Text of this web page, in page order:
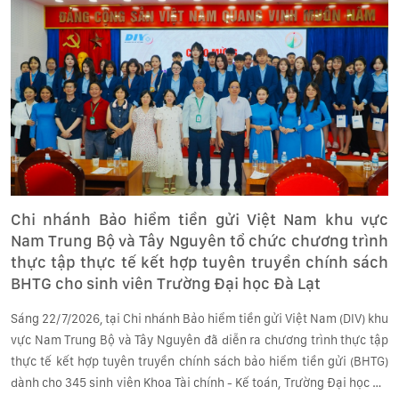
Chi nhánh Bảo hiểm tiền gửi Việt Nam khu vực
Nam Trung Bộ và Tây Nguyên tổ chức chương trình
thực tập thực tế kết hợp tuyên truyền chính sách
BHTG cho sinh viên Trường Đại học Đà Lạt
Sáng 22/7/2026, tại Chi nhánh Bảo hiểm tiền gửi Việt Nam (DIV) khu
vực Nam Trung Bộ và Tây Nguyên đã diễn ra chương trình thực tập
thực tế kết hợp tuyên truyền chính sách bảo hiểm tiền gửi (BHTG)
dành cho 345 sinh viên Khoa Tài chính - Kế toán, Trường Đại học Đà